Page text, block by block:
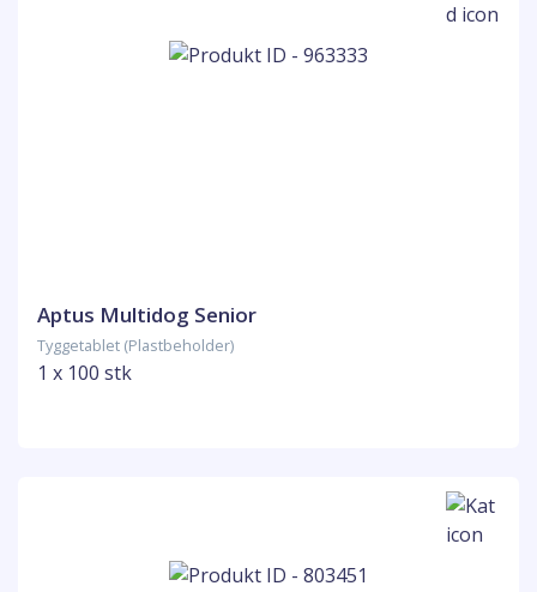
Aptus Multidog Senior
Tyggetablet (Plastbeholder)
1 x 100 stk